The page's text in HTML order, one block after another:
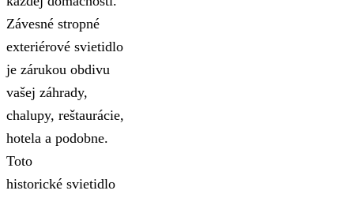
Závesné stropné
exteriérové svietidlo
je zárukou obdivu
vašej záhrady,
chalupy, reštaurácie,
hotela a podobne.
Toto
historické svietidlo